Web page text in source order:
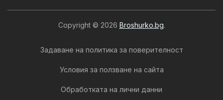
Copyright © 2026 Broshurko.bg.
Задаване на политика за поверителност
Условия за ползване на сайта
Обработката на лични данни